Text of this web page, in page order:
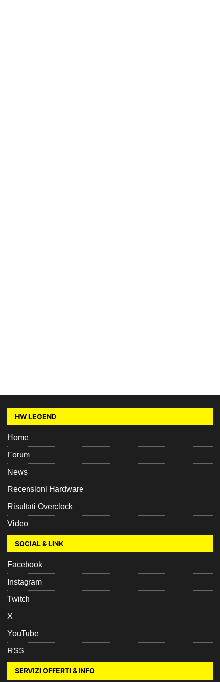
HW LEGEND
Home
Forum
News
Recensioni Hardware
Risultati Overclock
Video
SOCIAL & LINK
Facebook
Instagram
Twitch
X
YouTube
RSS
SERVIZI OFFERTI & INFO